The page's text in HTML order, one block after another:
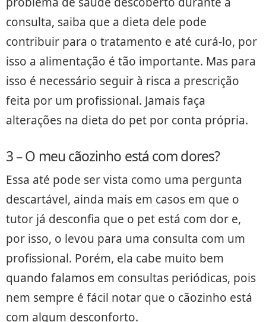
consulta, saiba que a dieta dele pode
contribuir para o tratamento e até curá-lo, por
isso a alimentação é tão importante. Mas para
isso é necessário seguir à risca a prescrição
feita por um profissional. Jamais faça
alterações na dieta do pet por conta própria.
3 – O meu cãozinho está com dores?
Essa até pode ser vista como uma pergunta
descartável, ainda mais em casos em que o
tutor já desconfia que o pet está com dor e,
por isso, o levou para uma consulta com um
profissional. Porém, ela cabe muito bem
quando falamos em consultas periódicas, pois
nem sempre é fácil notar que o cãozinho está
com algum desconforto.